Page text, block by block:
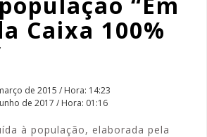
Caixa 100%
de 2015 / Hora: 14:23
de 2017 / Hora: 01:16
à população, elaborada pela